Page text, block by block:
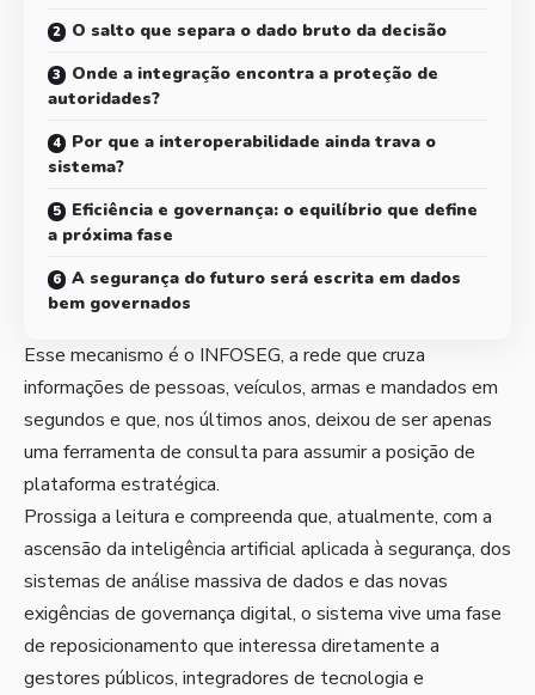
O salto que separa o dado bruto da decisão
Onde a integração encontra a proteção de
autoridades?
Por que a interoperabilidade ainda trava o
sistema?
Eficiência e governança: o equilíbrio que define
a próxima fase
A segurança do futuro será escrita em dados
bem governados
Esse mecanismo é o INFOSEG, a rede que cruza
informações de pessoas, veículos, armas e mandados em
segundos e que, nos últimos anos, deixou de ser apenas
uma ferramenta de consulta para assumir a posição de
plataforma estratégica.
Prossiga a leitura e compreenda que, atualmente, com a
ascensão da inteligência artificial aplicada à segurança, dos
sistemas de análise massiva de dados e das novas
exigências de governança digital, o sistema vive uma fase
de reposicionamento que interessa diretamente a
gestores públicos, integradores de tecnologia e